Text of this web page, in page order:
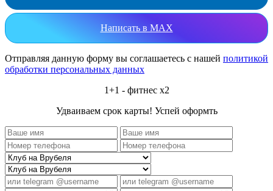
Написать в MAX
Отправляя данную форму вы соглашаетесь с нашей политикой
обработки персональных данных
1+1 - фитнес x2
Удваиваем срок карты! Успей оформть